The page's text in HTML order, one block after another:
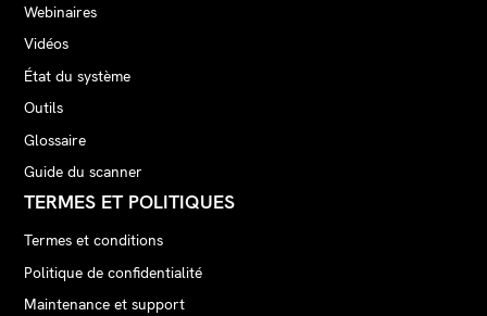
Webinaires
Vidéos
État du système
Outils
Glossaire
Guide du scanner
TERMES ET POLITIQUES
Termes et conditions
Politique de confidentialité
Maintenance et support